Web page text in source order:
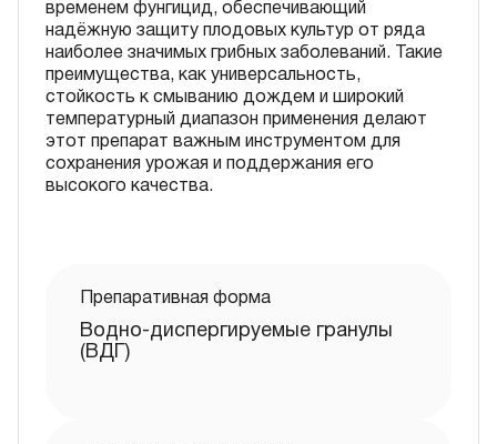
временем фунгицид, обеспечивающий
надёжную защиту плодовых культур от ряда
наиболее значимых грибных заболеваний. Такие
преимущества, как универсальность,
стойкость к смыванию дождем и широкий
температурный диапазон применения делают
этот препарат важным инструментом для
сохранения урожая и поддержания его
высокого качества.
Препаративная форма
Водно-диспергируемые гранулы
(ВДГ)